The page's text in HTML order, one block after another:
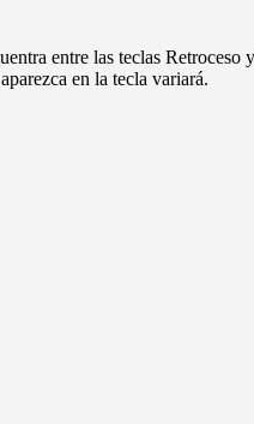
entre las teclas
en la tecla variará.